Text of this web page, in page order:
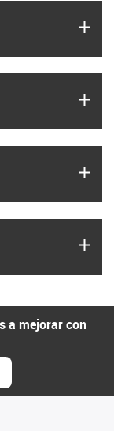
a mejorar con